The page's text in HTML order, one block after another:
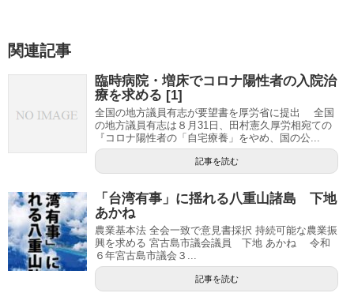
関連記事
臨時病院・増床でコロナ陽性者の入院治
療を求める [1]
全国の地方議員有志が要望書を厚労省に提出 全国
の地方議員有志は８月31日、田村憲久厚労相宛ての
『コロナ陽性者の「自宅療養」をやめ、国の公...
記事を読む
「台湾有事」に揺れる八重山諸島 下地
あかね
農業基本法 全会一致で意見書採択 持続可能な農業振
興を求める 宮古島市議会議員 下地 あかね 令和
６年宮古島市議会３...
記事を読む